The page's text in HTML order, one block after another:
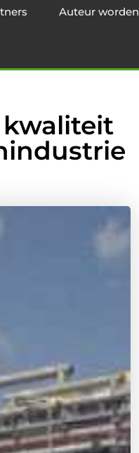
Auteur worden
kwaliteit